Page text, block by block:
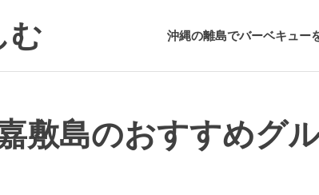
む 沖縄の離島でバーベキュー
敷島のおすすめグ